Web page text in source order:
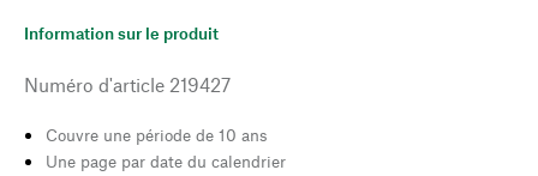
Information sur le produit
Numéro d'article 219427
Couvre une période de 10 ans
Une page par date du calendrier